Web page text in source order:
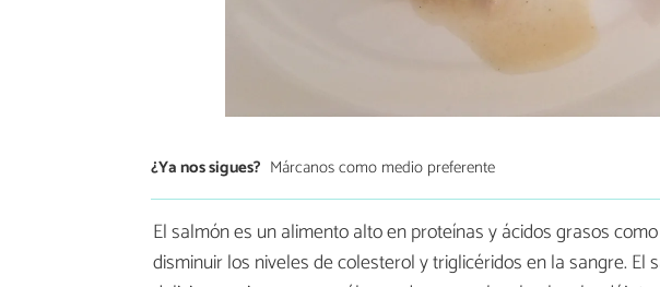
¿Ya nos sigues? Márcanos como medio preferente
El salmón es un alimento alto en proteínas y ácidos grasos
disminuir los niveles de colesterol y triglicéridos en la sangre. El